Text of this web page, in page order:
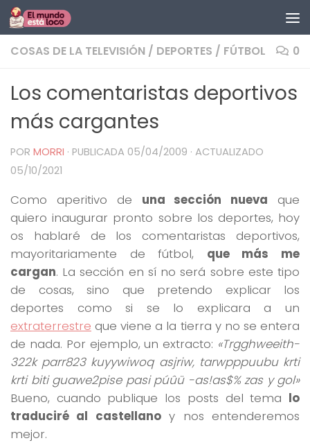
Saltar al contenido
COSAS DE LA TELEVISIÓN / DEPORTES / FÚTBOL 0
Los comentaristas deportivos
más cargantes
POR MORRI · PUBLICADA 05/04/2009 · ACTUALIZADO
05/10/2021
Como aperitivo de una sección nueva que
quiero inaugurar pronto sobre los deportes, hoy
os hablaré de los comentaristas deportivos,
mayoritariamente de fútbol, que más me
cargan. La sección en sí no será sobre este tipo
de cosas, sino que pretendo explicar los
deportes como si se lo explicara a un
extraterrestre que viene a la tierra y no se entera
de nada. Por ejemplo, un extracto: «Trgghweeith-
322k parr823 kuyywiwoq asjriw, tarwpppuubu krti
krti biti guawe2pise pasi púûü -as!as$% zas y gol»
Bueno, cuando publique los posts del tema lo
traduciré al castellanoy nos entenderemos
mejor.